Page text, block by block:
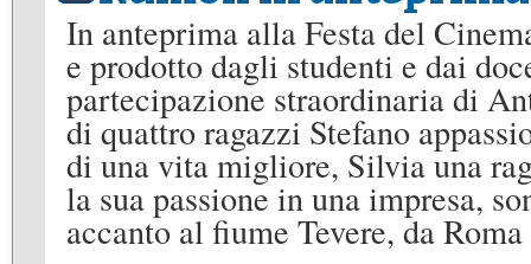
In anteprima alla Festa del
e prodotto dagli studenti e dai
partecipazione straordinaria di
di quattro ragazzi Stefano
di una vita migliore, Silvia una
la sua passione in una impresa,
accanto al fiume Tevere, da